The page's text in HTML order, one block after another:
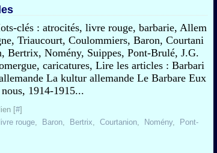
clés : atrocités, livre rouge, barbarie, Allem
Triaucourt, Coulommiers, Baron, Courtani
Bertrix, Nomény, Suippes, Pont-Brulé, J.G.
caricatures, Lire les articles : Barbari
La kultur allemande Le Barbare Eux
1914-1915...
[#]
livre rouge, Baron, Bertrix, Courtanion, Nomény,
Pont-